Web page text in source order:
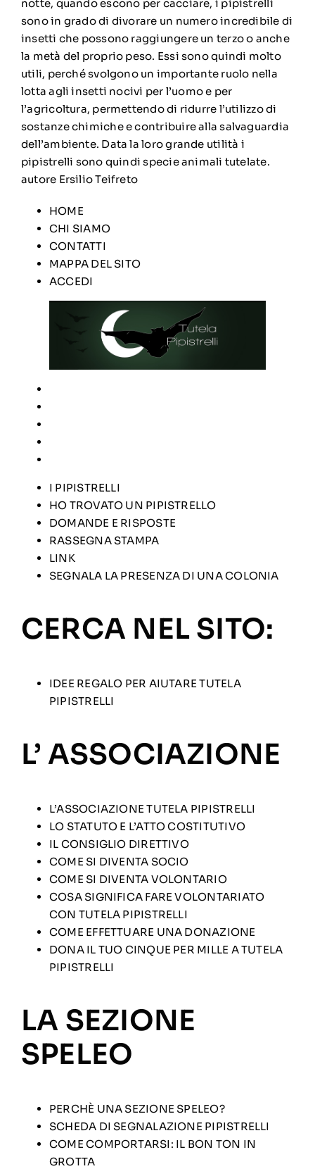
notte, quando escono per cacciare, i pipistrelli
sono in grado di divorare un numero incredibile di
insetti che possono raggiungere un terzo o anche
la metà del proprio peso. Essi sono quindi molto
utili, perché svolgono un importante ruolo nella
lotta agli insetti nocivi per l’uomo e per
l’agricoltura, permettendo di ridurre l’utilizzo di
sostanze chimiche e contribuire alla salvaguardia
dell’ambiente. Data la loro grande utilità i
pipistrelli sono quindi specie animali tutelate.
autore Ersilio Teifreto
HOME
CHI SIAMO
CONTATTI
MAPPA DEL SITO
ACCEDI
I PIPISTRELLI
HO TROVATO UN PIPISTRELLO
DOMANDE E RISPOSTE
RASSEGNA STAMPA
LINK
SEGNALA LA PRESENZA DI UNA COLONIA
CERCA NEL SITO:
IDEE REGALO PER AIUTARE TUTELA
PIPISTRELLI
L’ ASSOCIAZIONE
L’ASSOCIAZIONE TUTELA PIPISTRELLI
LO STATUTO E L’ATTO COSTITUTIVO
IL CONSIGLIO DIRETTIVO
COME SI DIVENTA SOCIO
COME SI DIVENTA VOLONTARIO
COSA SIGNIFICA FARE VOLONTARIATO
CON TUTELA PIPISTRELLI
COME EFFETTUARE UNA DONAZIONE
DONA IL TUO CINQUE PER MILLE A TUTELA
PIPISTRELLI
LA SEZIONE
SPELEO
PERCHÈ UNA SEZIONE SPELEO?
SCHEDA DI SEGNALAZIONE PIPISTRELLI
COME COMPORTARSI: IL BON TON IN
GROTTA